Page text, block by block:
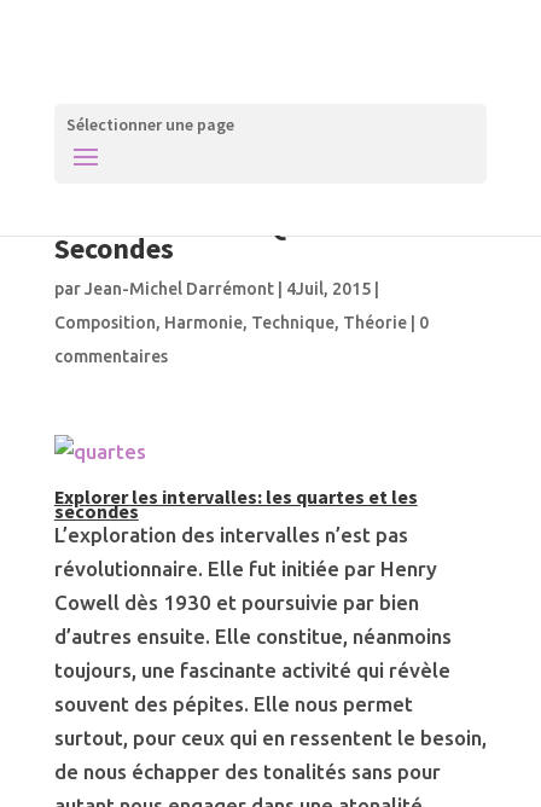
Sélectionner une page
Secondes
parJean-Michel Darrémont| 4Juil, 2015|
Composition, Harmonie, Technique, Théorie| 0
commentaires
Explorer les intervalles: les quartes et les
secondes
L’exploration des intervalles n’est pas
révolutionnaire. Elle fut initiée par Henry
Cowell dès 1930 et poursuivie par bien
d’autres ensuite. Elle constitue, néanmoins
toujours, une fascinante activité qui révèle
souvent des pépites. Elle nous permet
surtout, pour ceux qui en ressentent le besoin,
de nous échapper des tonalités sans pour